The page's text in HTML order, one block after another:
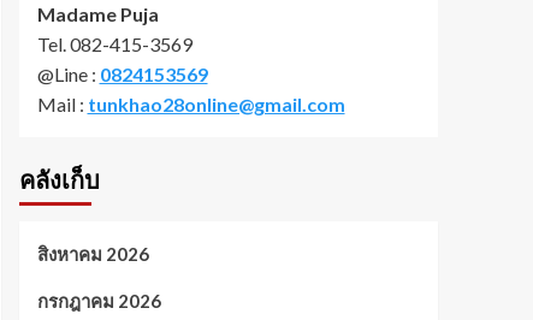
Madame Puja
Tel. 082-415-3569
@Line : 0824153569
Mail : tunkhao28online@gmail.com
คลังเก็บ
สิงหาคม 2026
กรกฎาคม 2026